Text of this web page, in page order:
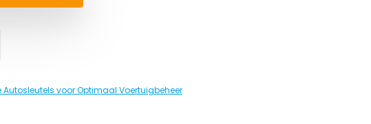
Autosleutels voor Optimaal Voertuigbeheer